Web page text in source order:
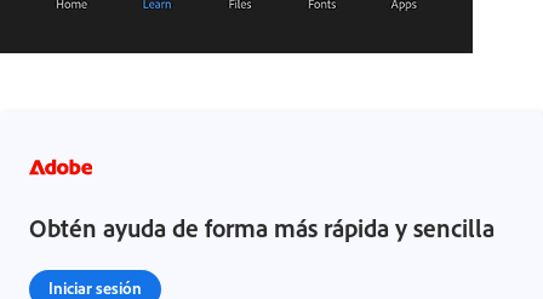
Obtén ayuda de forma más rápida y sencilla
Iniciar sesión